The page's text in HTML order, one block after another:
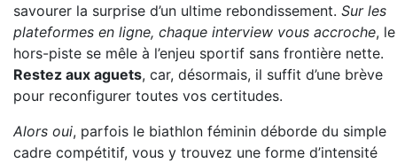
savourer la surprise d’un ultime rebondissement. Sur les
plateformes en ligne, chaque interview vous accroche, le
hors-piste se mêle à l’enjeu sportif sans frontière nette.
Restez aux aguets, car, désormais, il suffit d’une brève
pour reconfigurer toutes vos certitudes.
Alors oui, parfois le biathlon féminin déborde du simple
cadre compétitif, vous y trouvez une forme d’intensité